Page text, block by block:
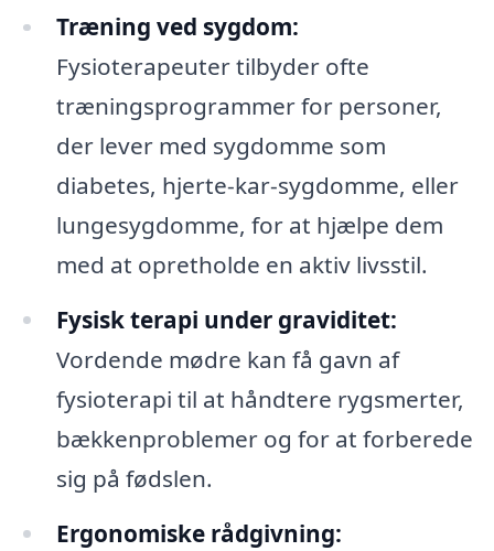
Træning ved sygdom:
Fysioterapeuter tilbyder ofte
træningsprogrammer for personer,
der lever med sygdomme som
diabetes, hjerte-kar-sygdomme, eller
lungesygdomme, for at hjælpe dem
med at opretholde en aktiv livsstil.
Fysisk terapi under graviditet:
Vordende mødre kan få gavn af
fysioterapi til at håndtere rygsmerter,
bækkenproblemer og for at forberede
sig på fødslen.
Ergonomiske rådgivning: